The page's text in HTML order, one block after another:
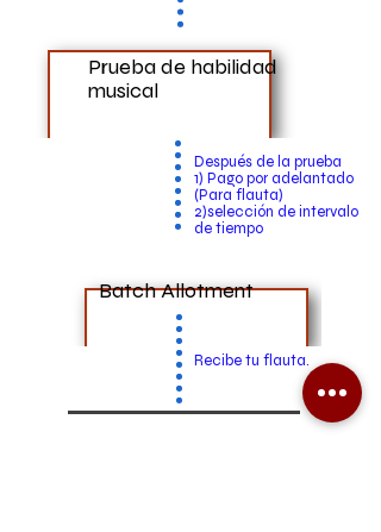
Prueba de habilidad
musical
Después de la prueba
1) Pago por adelantado
(Para flauta)
2)selección de intervalo
de tiempo
Batch Allotment
Recibe tu flauta.